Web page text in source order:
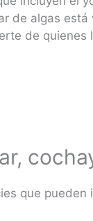
de algas está
de quienes
que pueden